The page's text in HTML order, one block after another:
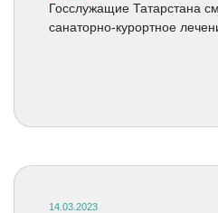
Госслужащие Татарстана
санаторно-курортное
14.03.2023